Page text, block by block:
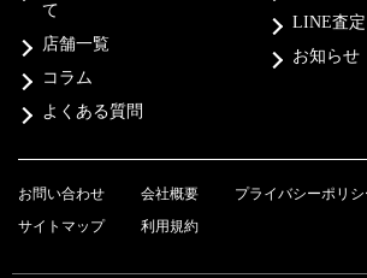
て
店舗一覧
コラム
よくある質問
LINE査定
お知らせ
お問い合わせ 会社概要
プライバシーポリシ
サイトマップ
利用規約